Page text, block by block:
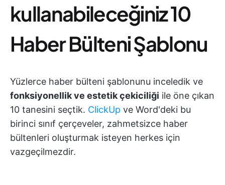
kullanabileceğiniz 10
Haber Bülteni Şablonu
Yüzlerce haber bülteni şablonunu inceledik ve
fonksiyonellik ve estetik çekiciliği ile öne çıkan
10 tanesini seçtik. ClickUp ve Word'deki bu
birinci sınıf çerçeveler, zahmetsizce haber
bültenleri oluşturmak isteyen herkes için
vazgeçilmezdir.